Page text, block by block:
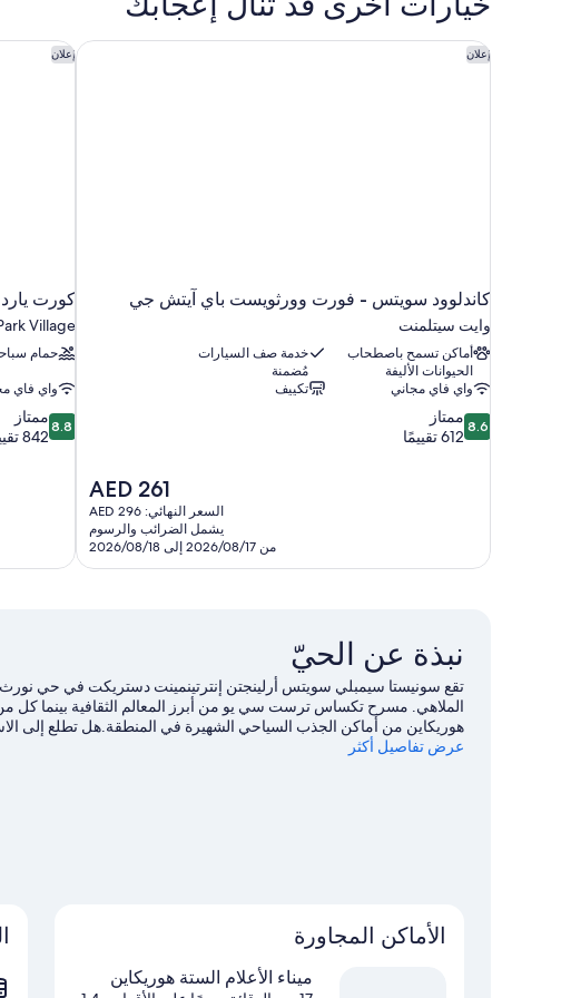
إعلان
كاندلوود سويتس - فورت وورثويست باي آيتش جي
وايت سيتلمنت
أماكن تسمح باصطحاب
الحيوانات الأليفة
خدمة صف السيارات
مُضمنة
واي فاي مجاني
تكييف
8.6
من
8.6 ممتاز
612 تقييمًا
السعر
الحالي
هو
AED
261
AED 261
السعر النهائي: AED 296
يشمل الضرائب والرسوم
من 2026/08/17 إلى 2026/08/18
كاندلوود سويتس - فورت وورثويست باي آيتش جي إعلان
كورت
Village
حمام
واي فاي
8.8
من
8.8 ممتاز
842 تقييمًا
كورت
نبذة عن الحيّ
تقع سونيستا سيمبلي سويتس أرلينجتن إنترتينمينت دستريكت في حي نورث
الملاهي. مسرح تكساس ترست سي يو من أبرز المعالم الثقافية بينما كل من
هوريكاين من أماكن الجذب السياحي الشهيرة في المنطقة.هل تطلع إلى
ستاد ايه تي آند تي أو ملعب تشوكتاو.خصص بعض الوقت لاستكشاف أنشطة
عرض تفاصيل أكثر
الأماكن المجاورة
ميناء الأعلام الستة هوريكاين